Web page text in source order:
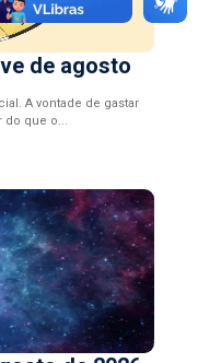
de agosto
A vontade de gastar
do que o...